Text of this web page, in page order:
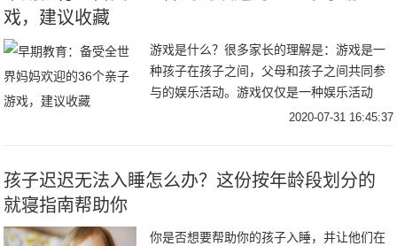
戏，建议收藏
游戏是什么？很多家长的理解是：游戏是一
种孩子在孩子之间，父母和孩子之间共同参
与的娱乐活动。游戏仅仅是一种娱乐活动
吗？从儿童发展心理学的角度看，游戏是人
2020-07-31 16:45:37
孩子迟迟无法入睡怎么办？这份按年龄段划分的
就寝指南帮助你
你是否想要帮助你的孩子入睡，并让他们在